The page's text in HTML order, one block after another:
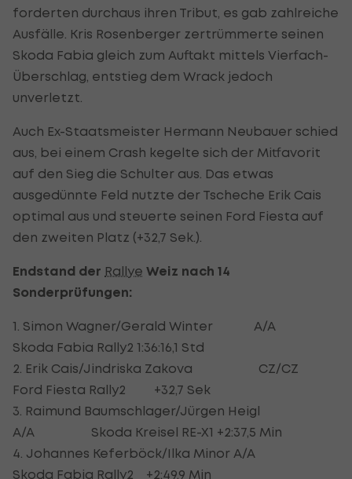
forderten durchaus ihren Tribut, es gab zahlreiche
Ausfälle. Kris Rosenberger zertrümmerte seinen
Skoda Fabia gleich zum Auftakt mittels Vierfach-
Überschlag, entstieg dem Wrack jedoch
unverletzt.
Auch Ex-Staatsmeister Hermann Neubauer schied
aus, bei einem Crash kegelte sich der Mitfavorit
auf den Sieg die Schulter aus. Das etwas
ausgedünnte Feld nutzte der Tscheche Erik Cais
optimal aus und steuerte seinen Ford Fiesta auf
den zweiten Platz (+32,7 Sek.).
Endstand der Rallye Weiz nach 14
Sonderprüfungen:
1. Simon Wagner/Gerald Winter A/A
Skoda Fabia Rally2 1:36:16,1 Std
2. Erik Cais/Jindriska Zakova CZ/CZ
Ford Fiesta Rally2 +32,7 Sek
3. Raimund Baumschlager/Jürgen Heigl
A/A Skoda Kreisel RE-X1 +2:37,5 Min
4. Johannes Keferböck/Ilka Minor A/A
Skoda Fabia Rally2 +2:49,9 Min